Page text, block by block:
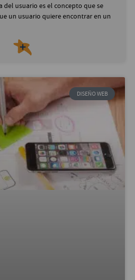
del usuario es el concepto que se
un usuario quiere encontrar en un
＋
DISEÑO WEB